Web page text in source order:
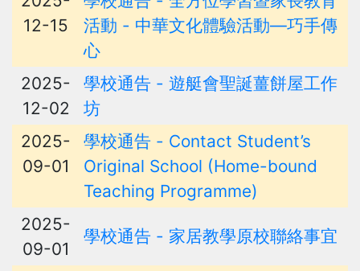
12-15
活動 - 中華文化體驗活動—巧手傳
心
2025-
12-02
學校通告 - 遊艇會聖誕薑餅屋工作
坊
2025-
09-01
學校通告 - Contact Student’s
Original School (Home-bound
Teaching Programme)
2025-
09-01
學校通告 - 家居教學原校聯絡事宜